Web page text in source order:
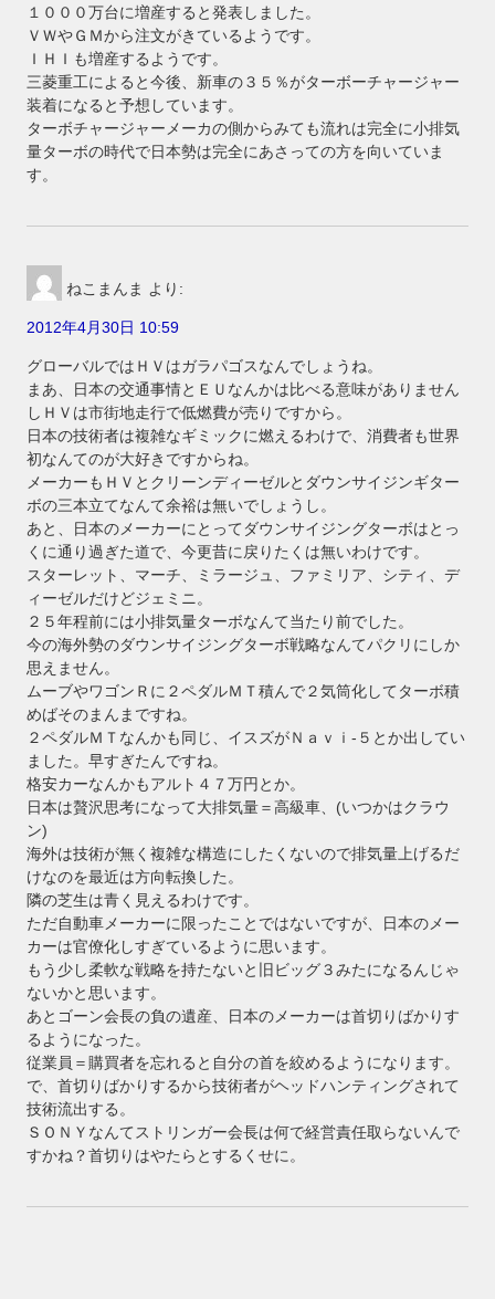
１０００万台に増産すると発表しました。
ＶＷやＧＭから注文がきているようです。
ＩＨＩも増産するようです。
三菱重工によると今後、新車の３５％がターボーチャージャー
装着になると予想しています。
ターボチャージャーメーカの側からみても流れは完全に小排気
量ターボの時代で日本勢は完全にあさっての方を向いていま
す。
ねこまんま より:
2012年4月30日 10:59
グローバルではＨＶはガラパゴスなんでしょうね。
まあ、日本の交通事情とＥＵなんかは比べる意味がありません
しＨＶは市街地走行で低燃費が売りですから。
日本の技術者は複雑なギミックに燃えるわけで、消費者も世界
初なんてのが大好きですからね。
メーカーもＨＶとクリーンディーゼルとダウンサイジンギター
ボの三本立てなんて余裕は無いでしょうし。
あと、日本のメーカーにとってダウンサイジングターボはとっ
くに通り過ぎた道で、今更昔に戻りたくは無いわけです。
スターレット、マーチ、ミラージュ、ファミリア、シティ、デ
ィーゼルだけどジェミニ。
２５年程前には小排気量ターボなんて当たり前でした。
今の海外勢のダウンサイジングターボ戦略なんてパクリにしか
思えません。
ムーブやワゴンＲに２ペダルＭＴ積んで２気筒化してターボ積
めばそのまんまですね。
２ペダルＭＴなんかも同じ、イスズがＮａｖｉ-５とか出してい
ました。早すぎたんですね。
格安カーなんかもアルト４７万円とか。
日本は贅沢思考になって大排気量＝高級車、(いつかはクラウ
ン)
海外は技術が無く複雑な構造にしたくないので排気量上げるだ
けなのを最近は方向転換した。
隣の芝生は青く見えるわけです。
ただ自動車メーカーに限ったことではないですが、日本のメー
カーは官僚化しすぎているように思います。
もう少し柔軟な戦略を持たないと旧ビッグ３みたになるんじゃ
ないかと思います。
あとゴーン会長の負の遺産、日本のメーカーは首切りばかりす
るようになった。
従業員＝購買者を忘れると自分の首を絞めるようになります。
で、首切りばかりするから技術者がヘッドハンティングされて
技術流出する。
ＳＯＮＹなんてストリンガー会長は何で経営責任取らないんで
すかね？首切りはやたらとするくせに。